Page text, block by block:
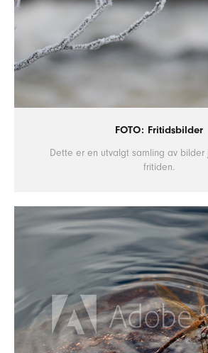
FOTO: Fritidsbilder
Dette er en utvalgt samling av
fritiden.